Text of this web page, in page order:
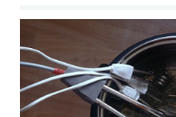
обратились в редакцию